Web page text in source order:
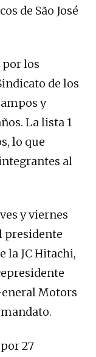
de São José
por los
de los
y
La lista 1
lo que
al
y viernes
presidente
la JC Hitachi,
Motors
27